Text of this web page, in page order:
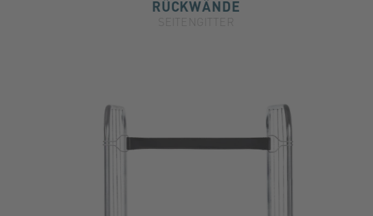
RÜCKWÄNDE
SEITENGITTER